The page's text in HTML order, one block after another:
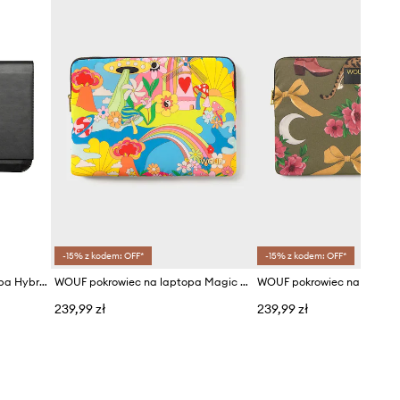
Orbitkey pokrowiec na laptopa Hybrid Laptop Sleeve 16"
-15% z kodem: OFF*
WOUF pokrowiec na laptopa Magic Trip 13"/14"
239,99 zł
-15% z kodem: OFF*
239,99 zł